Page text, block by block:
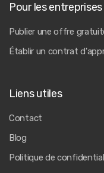
Pour les entreprises
Publier une offre
Établir un contrat
Liens utiles
Contact
Blog
Politique de